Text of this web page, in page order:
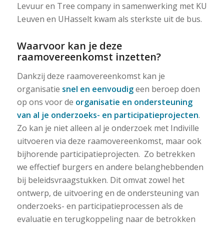
Levuur en Tree company in samenwerking met KU
Leuven en UHasselt kwam als sterkste uit de bus.
Waarvoor kan je deze
raamovereenkomst inzetten?
Dankzij deze raamovereenkomst kan je
organisatie snel en eenvoudigeen beroep doen
op ons voor de organisatie en ondersteuning
van al je onderzoeks- en participatieprojecten.
Zo kan je niet alleen al je onderzoek met Indiville
uitvoeren via deze raamovereenkomst, maar ook
bijhorende participatieprojecten. Zo betrekken
we effectief burgers en andere belanghebbenden
bij beleidsvraagstukken. Dit omvat zowel het
ontwerp, de uitvoering en de ondersteuning van
onderzoeks- en participatieprocessen als de
evaluatie en terugkoppeling naar de betrokken